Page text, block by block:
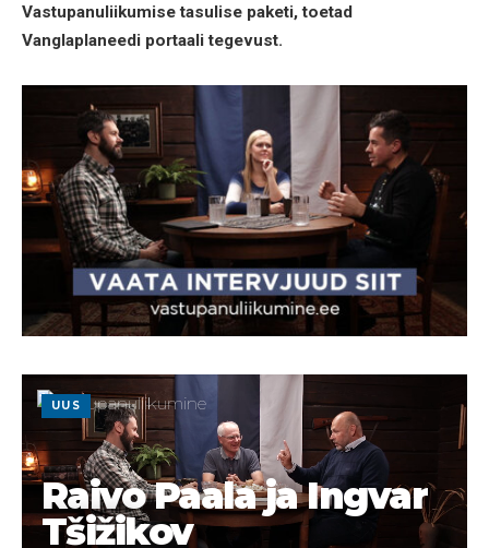
Vastupanuliikumise tasulise paketi, toetad
Vanglaplaneedi portaali tegevust.
UUS
Raivo Paala ja Ingvar
Tšižikov